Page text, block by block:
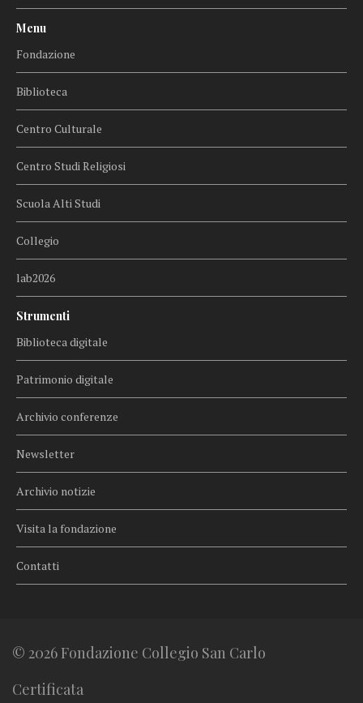
Menu
Fondazione
Biblioteca
Centro Culturale
Centro Studi Religiosi
Scuola Alti Studi
Collegio
lab2026
Strumenti
Biblioteca digitale
Patrimonio digitale
Archivio conferenze
Newsletter
Archivio notizie
Visita la fondazione
Contatti
© 2026 Fondazione Collegio San Carlo
Certificata